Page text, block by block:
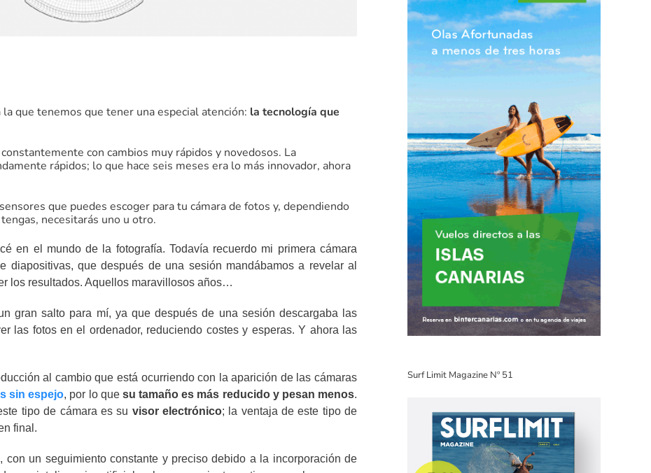
que tenemos que tener una especial atención: la tecnología que
con cambios muy rápidos y novedosos. La
rápidos; lo que hace seis meses era lo más innovador, ahora
que puedes escoger para tu cámara de fotos y, dependiendo
necesitarás uno u otro.
en el mundo de la fotografía. Todavía recuerdo mi primera cámara
diapositivas, que después de una sesión mandábamos a revelar al
los resultados. Aquellos maravillosos años…
gran salto para mí, ya que después de una sesión descargaba las
las fotos en el ordenador, reduciendo costes y esperas. Y ahora las
al cambio que está ocurriendo con la aparición de las cámaras
sin espejo, por lo que su tamaño es más reducido y pesan menos.
tipo de cámara es su visor electrónico; la ventaja de este tipo de
final.
, con un seguimiento constante y preciso debido a la incorporación de
Surf Limit Magazine Nº 51